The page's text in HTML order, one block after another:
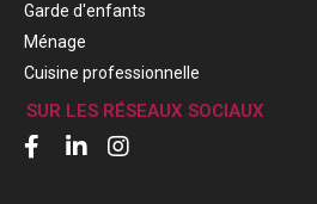
Garde d'enfants
Ménage
Cuisine professionnelle
SUR LES RÉSEAUX SOCIAUX